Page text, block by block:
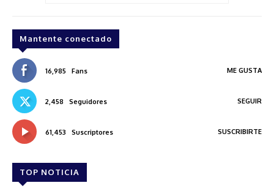
Mantente conectado
16,985 Fans ME GUSTA
2,458 Seguidores SEGUIR
61,453 Suscriptores SUSCRIBIRTE
TOP NOTICIA